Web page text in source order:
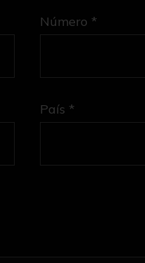
Número *
País *